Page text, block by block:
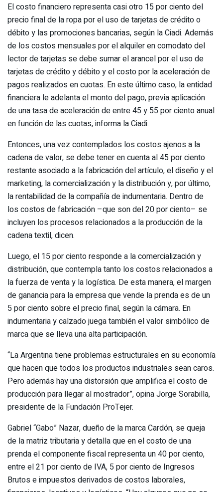
El costo financiero representa casi otro 15 por ciento del
precio final de la ropa por el uso de tarjetas de crédito o
débito y las promociones bancarias, según la Ciadi. Además
de los costos mensuales por el alquiler en comodato del
lector de tarjetas se debe sumar el arancel por el uso de
tarjetas de crédito y débito y el costo por la aceleración de
pagos realizados en cuotas. En este último caso, la entidad
financiera le adelanta el monto del pago, previa aplicación
de una tasa de aceleración de entre 45 y 55 por ciento anual
en función de las cuotas, informa la Ciadi.
Entonces, una vez contemplados los costos ajenos a la
cadena de valor, se debe tener en cuenta al 45 por ciento
restante asociado a la fabricación del artículo, el diseño y el
marketing, la comercialización y la distribución y, por último,
la rentabilidad de la compañía de indumentaria. Dentro de
los costos de fabricación –que son del 20 por ciento– se
incluyen los procesos relacionados a la producción de la
cadena textil, dicen.
Luego, el 15 por ciento responde a la comercialización y
distribución, que contempla tanto los costos relacionados a
la fuerza de venta y la logística. De esta manera, el margen
de ganancia para la empresa que vende la prenda es de un
5 por ciento sobre el precio final, según la cámara. En
indumentaria y calzado juega también el valor simbólico de
marca que se lleva una alta participación.
“La Argentina tiene problemas estructurales en su economía
que hacen que todos los productos industriales sean caros.
Pero además hay una distorsión que amplifica el costo de
producción para llegar al mostrador”, opina Jorge Sorabilla,
presidente de la Fundación ProTejer.
Gabriel “Gabo” Nazar, dueño de la marca Cardón, se queja
de la matriz tributaria y detalla que en el costo de una
prenda el componente fiscal representa un 40 por ciento,
entre el 21 por ciento de IVA, 5 por ciento de Ingresos
Brutos e impuestos derivados de costos laborales,